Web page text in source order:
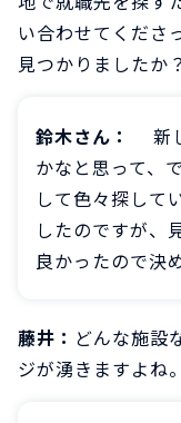
い合わせてくださ
見つかりましたか？
鈴木さん：
新
かなと思って、
して色々探して
したのですが、
良かったので決
藤井： どんな施設
ジが湧きますよね。